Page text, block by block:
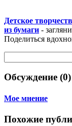
Детское
из бумаги -
Поделиться
Обсуждение (0)
Мое мнение
Похожие